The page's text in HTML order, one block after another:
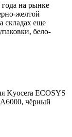
на рынке
желтой
складах еще
бело-
Kyocera ECOSYS
чёрный